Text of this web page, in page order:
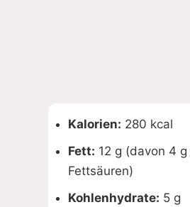
Kalorien: 280 kcal
Fett: 12 g (davon 4
Fettsäuren)
Kohlenhydrate: 5 g